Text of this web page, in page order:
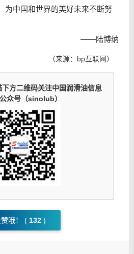
为中国和世界的美好未来不断努
——陆博纳
（来源：bp互联网）
方二维码关注中国润滑油信息
众号（sinolub）
哦！ ( 132 )